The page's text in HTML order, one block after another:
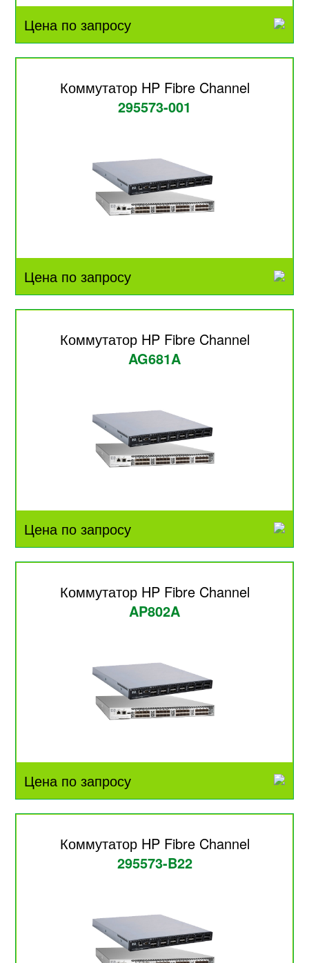
Цена по запросу
Коммутатор HP Fibre Channel
295573-001
Цена по запросу
Коммутатор HP Fibre Channel
AG681A
Цена по запросу
Коммутатор HP Fibre Channel
AP802A
Цена по запросу
Коммутатор HP Fibre Channel
295573-B22